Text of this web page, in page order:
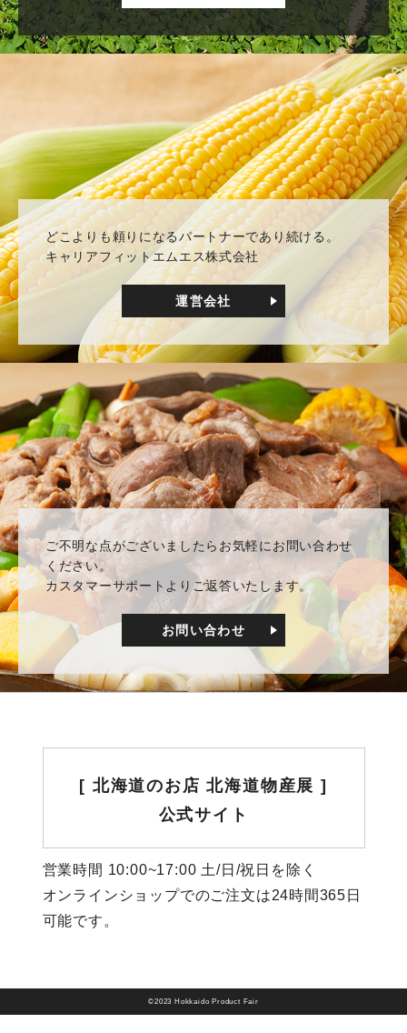
どこよりも頼りになるパートナーであり続ける。
キャリアフィットエムエス株式会社
運営会社
ご不明な点がございましたらお気軽にお問い合わせ
ください。
カスタマーサポートよりご返答いたします。
お問い合わせ
[ 北海道のお店 北海道物産展 ]
公式サイト
営業時間 10:00~17:00 土/日/祝日を除く
オンラインショップでのご注文は24時間365日
可能です。
©2023 Hokkaido Product Fair